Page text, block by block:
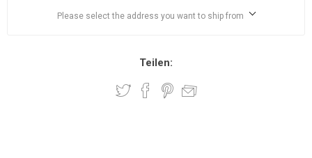
Please select the address you want to ship from
Teilen: